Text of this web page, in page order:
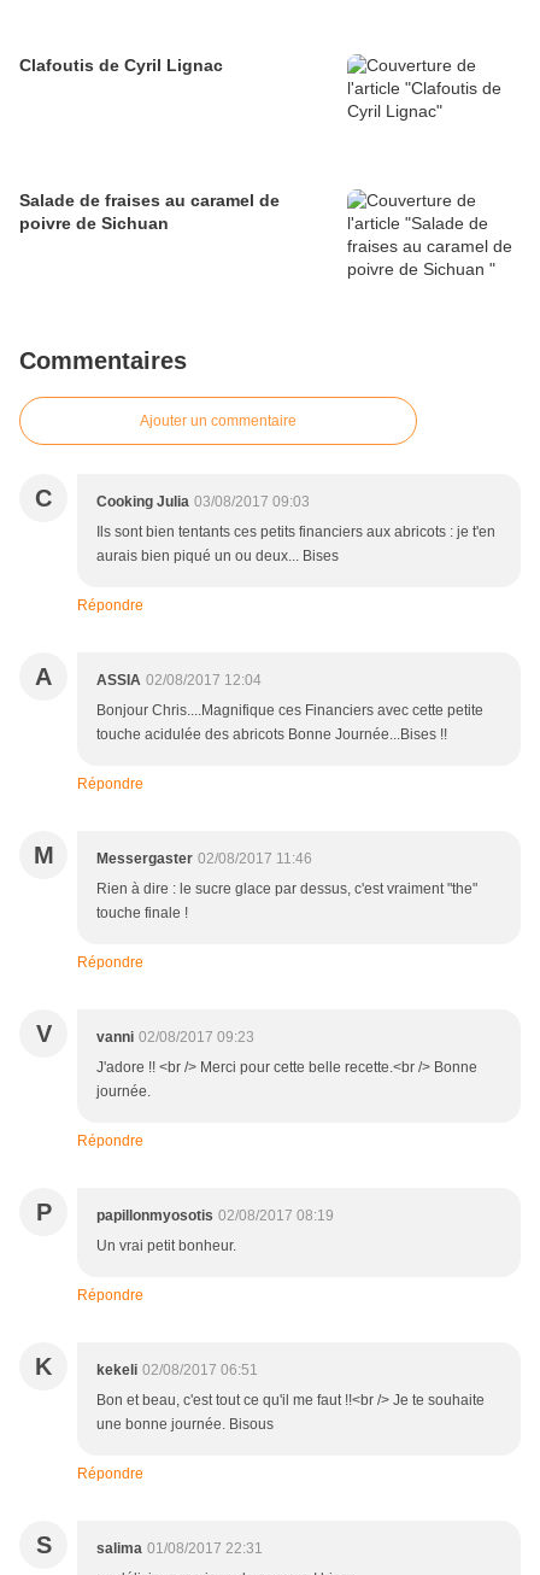
Clafoutis de Cyril Lignac
Salade de fraises au caramel de
poivre de Sichuan
Commentaires
Ajouter un commentaire
C Cooking Julia 03/08/2017 09:03
Ils sont bien tentants ces petits financiers aux abricots : je t'en
aurais bien piqué un ou deux... Bises
Répondre
A ASSIA 02/08/2017 12:04
Bonjour Chris....Magnifique ces Financiers avec cette petite
touche acidulée des abricots Bonne Journée...Bises !!
Répondre
M Messergaster 02/08/2017 11:46
Rien à dire : le sucre glace par dessus, c'est vraiment "the"
touche finale !
Répondre
V vanni 02/08/2017 09:23
J'adore !! <br /> Merci pour cette belle recette.<br /> Bonne
journée.
Répondre
P papillonmyosotis 02/08/2017 08:19
Un vrai petit bonheur.
Répondre
K kekeli 02/08/2017 06:51
Bon et beau, c'est tout ce qu'il me faut !!<br /> Je te souhaite
une bonne journée. Bisous
Répondre
S salima 01/08/2017 22:31